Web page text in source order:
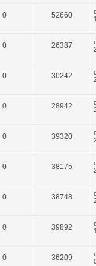
0 52660
0 26387
0 30242
0 28942
0 39320
0 38175
0 38748
0 39892
0 36209